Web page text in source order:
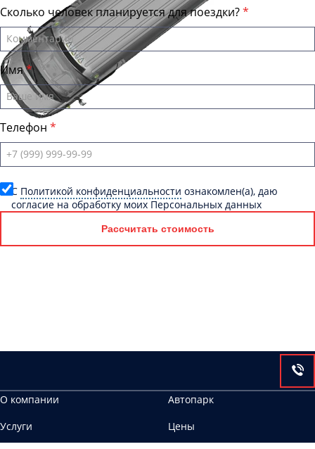
Сколько человек планируется для поездки?
Имя
Телефон
C Политикой конфиденциальности ознакомлен(а), даю
согласие на обработку моих Персональных данных
Рассчитать стоимость
О компании
Автопарк
Услуги
Цены